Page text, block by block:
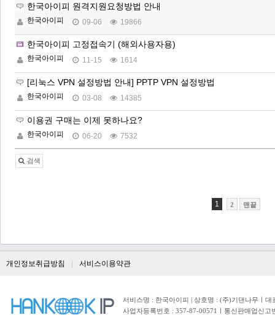
한국아이피 원격지원요청방법 안내
한국아이피 09-06 19866
한국아이피 고정접속기 (해외사용자용)
한국아이피 11-15 1614
[리눅스 VPN 설정방법 안내] PPTP VPN 설정방법
한국아이피 03-08 14385
이용권 구매는 이제 못하나요?
한국아이피 06-20 7532
검색
1 2 맨끝
개인정보취급방침 서비스이용약관
서비스명 : 한국아이피 | 상호명 : (주)기댄나무ㅣ
사업자등록번호 : 357-87-00571ㅣ통신판매업신고